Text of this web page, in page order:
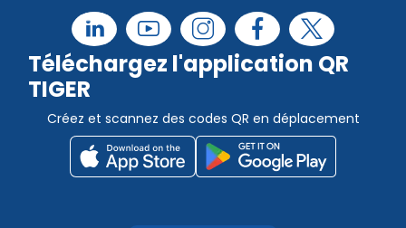
Téléchargez l'application QR
TIGER
Créez et scannez des codes QR en déplacement